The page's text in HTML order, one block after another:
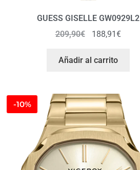
GUESS GISELLE GW0929L2
209,90€ 188,91€
Añadir al carrito
-10%